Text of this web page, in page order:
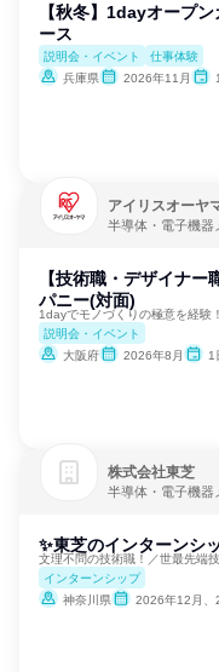
【秋冬】1dayオープ
ース
説明会・イベント
仕事体験
兵庫県
2026年11月
アイリスオーヤ
半導体・電子機器
【技術職・デザイナ
パニー(対面)
1dayでモノづくりの極意を経験！
説明会・イベント
大阪府
2026年8月 1
株式会社東芝
半導体・電子機器
✨東芝のインターンシ
文理不問の技術職！／世最先端
インターンシップ
神奈川県
2026年12月、